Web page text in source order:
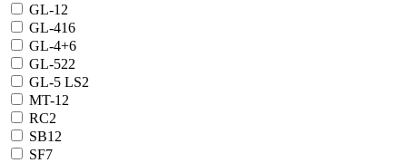
GL-1 2
GL-416
GL-4+6
GL-522
GL-5 LS2
MT-1 2
RC2
SB12
SF7